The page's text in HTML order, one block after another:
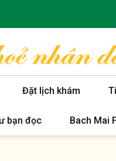
Đặt lịch khám
bạn đọc Bach Mai